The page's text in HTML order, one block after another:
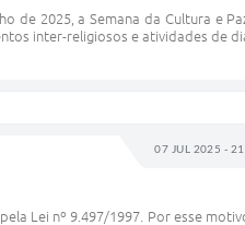
de 2025, a Semana da Cultura e
inter-religiosos e atividades de
07 JUL 2025 -
Lei nº 9.497/1997. Por esse